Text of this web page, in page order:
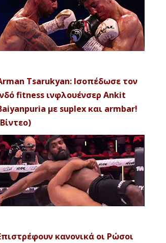
Tsarukyan: Ισοπέδωσε τον
fitness ινφλουένσερ Ankit
με suplex και armbar!
κανονικά οι Ρώσοι